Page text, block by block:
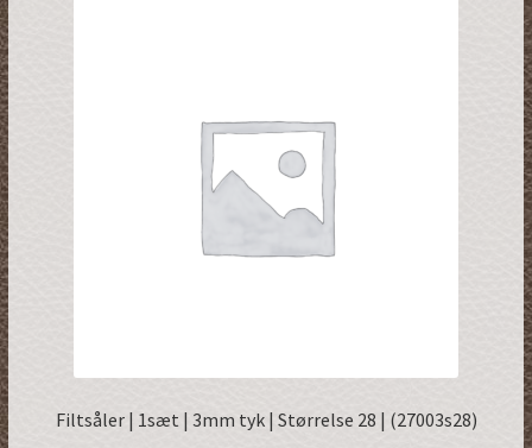
Filtsåler | 1sæt | 3mm tyk | Størrelse 28 | (27003s28)